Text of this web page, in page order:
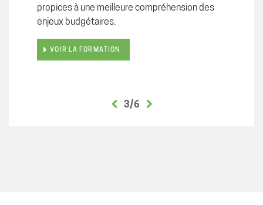
propices à une meilleure compréhension des
enjeux budgétaires.
VOIR LA FORMATION
3/6